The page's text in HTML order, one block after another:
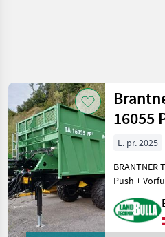
16055
L. pr. 2025
BRANTNER
Push +
+ 40 km/h
Bereifung